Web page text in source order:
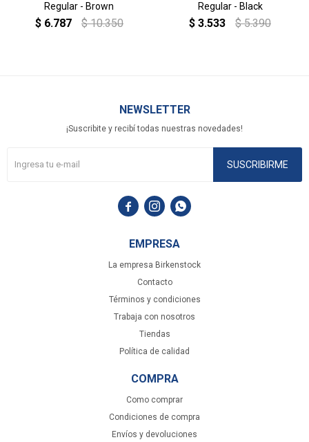
Regular - Brown
$ 6.787 $ 10.350
Regular - Black
$ 3.533 $ 5.390
EMPRESA
La empresa Birkenstock
Contacto
Términos y condiciones
Trabaja con nosotros
Tiendas
Política de calidad
COMPRA
Como comprar
Condiciones de compra
Envíos y devoluciones
NEWSLETTER
¡Suscribite y recibí todas nuestras novedades!
SUSCRIBIRME
  